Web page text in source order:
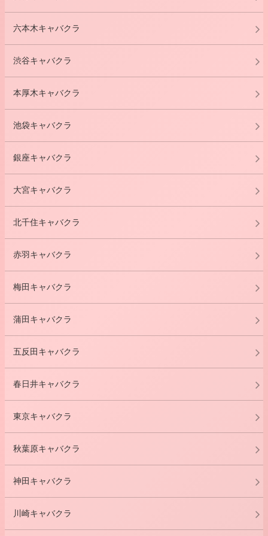
六本木キャバクラ
渋谷キャバクラ
本厚木キャバクラ
池袋キャバクラ
銀座キャバクラ
大宮キャバクラ
北千住キャバクラ
赤羽キャバクラ
梅田キャバクラ
蒲田キャバクラ
五反田キャバクラ
春日井キャバクラ
東京キャバクラ
秋葉原キャバクラ
神田キャバクラ
川崎キャバクラ